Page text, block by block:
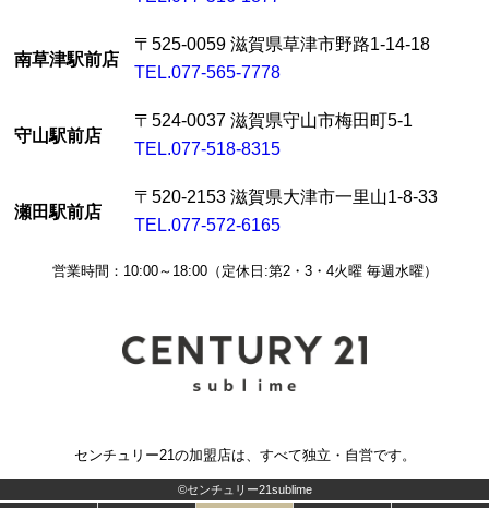
南草津駅前店
〒525-0059 滋賀県草津市野路1-14-18
TEL.077-565-7778
守山駅前店
〒524-0037 滋賀県守山市梅田町5-1
TEL.077-518-8315
瀬田駅前店
〒520-2153 滋賀県大津市一里山1-8-33
TEL.077-572-6165
営業時間：10:00～18:00（定休日:第2・3・4火曜 毎週水曜）
センチュリー21の加盟店は、すべて独立・自営です。
©センチュリー21sublime